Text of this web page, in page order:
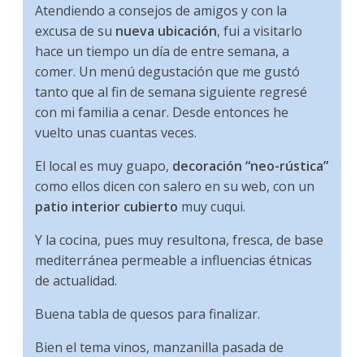
Atendiendo a consejos de amigos y con la
excusa de su nueva ubicación, fui a visitarlo
hace un tiempo un día de entre semana, a
comer. Un menú degustación que me gustó
tanto que al fin de semana siguiente regresé
con mi familia a cenar. Desde entonces he
vuelto unas cuantas veces.
El local es muy guapo, decoración “neo-rústica”
como ellos dicen con salero en su web, con un
patio interior cubierto muy cuqui.
Y la cocina, pues muy resultona, fresca, de base
mediterránea permeable a influencias étnicas
de actualidad.
Buena tabla de quesos para finalizar.
Bien el tema vinos, manzanilla pasada de